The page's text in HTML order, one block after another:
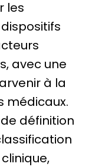
les
avec une
à la
médicaux.
définition